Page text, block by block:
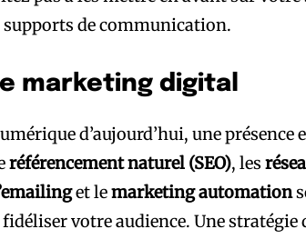
supports de communication.
marketing digital
d’aujourd’hui, une présence
référencement naturel (SEO), les
et lemarketing automation
votre audience. Une stratégie